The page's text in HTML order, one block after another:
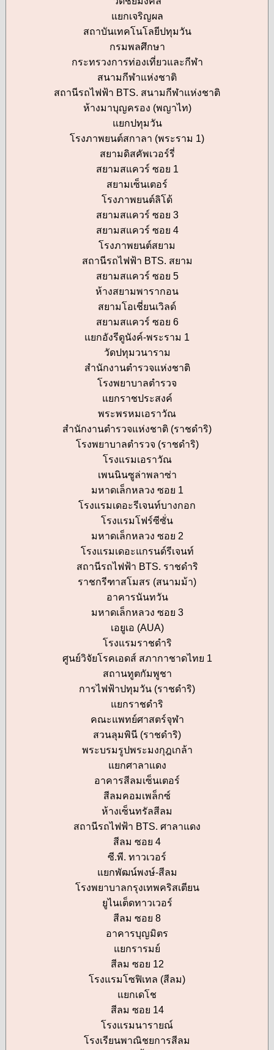
แยกเจริญผล
สถาบันเทคโนโลยีปทุมวัน
กรมพลศึกษา
กระทรวงการท่องเที่ยวและกีฬา
สนามกีฬาแห่งชาติ
สถานีรถไฟฟ้า BTS. สนามกีฬาแห่งชาติ
ห้างมาบุญครอง (พญาไท)
แยกปทุมวัน
โรงภาพยนต์สกาลา (พระราม 1)
สยามดิสคัพเวอร์รี่
สยามสแควร์ ซอย 1
สยามเซ็นเตอร์
โรงภาพยนต์ลิโด้
สยามสแควร์ ซอย 3
สยามสแควร์ ซอย 4
โรงภาพยนต์สยาม
สถานีรถไฟฟ้า BTS. สยาม
สยามสแควร์ ซอย 5
ห้างสยามพารากอน
สยามโอเชี่ยนเวิลด์
สยามสแควร์ ซอย 6
แยกอังรีดูนังค์-พระราม 1
วัดปทุมวนาราม
สำนักงานตำรวจแห่งชาติ
โรงพยาบาลตำรวจ
แยกราชประสงค์
พระพรหมเอราวัณ
สำนักงานตำรวจแห่งชาติ (ราชดำริ)
โรงพยาบาลตำรวจ (ราชดำริ)
โรงแรมเอราวัณ
เพนนินซูล่าพลาซ่า
มหาดเล็กหลวง ซอย 1
โรงแรมเดอะรีเจนท์บางกอก
โรงแรมโฟร์ซีซั่น
มหาดเล็กหลวง ซอย 2
โรงแรมเดอะแกรนด์รีเจนท์
สถานีรถไฟฟ้า BTS. ราชดำริ
ราชกรีฑาสโมสร (สนามม้า)
อาคารนันทวัน
มหาดเล็กหลวง ซอย 3
เอยูเอ (AUA)
โรงแรมราชดำริ
ศูนย์วิจัยโรคเอดส์ สภากาชาดไทย 1
สถานทูตกัมพูชา
การไฟฟ้าปทุมวัน (ราชดำริ)
แยกราชดำริ
คณะแพทย์ศาสตร์จุฬา
สวนลุมพินี (ราชดำริ)
พระบรมรูปพระมงกุฎเกล้า
แยกศาลาแดง
อาคารสีลมเซ็นเตอร์
สีลมคอมเพล็กซ์
ห้างเซ็นทรัลสีลม
สถานีรถไฟฟ้า BTS. ศาลาแดง
สีลม ซอย 4
ซี.พี. ทาวเวอร์
แยกพัฒน์พงษ์-สีลม
โรงพยาบาลกรุงเทพคริสเตียน
ยูไนเต็ดทาวเวอร์
สีลม ซอย 8
อาคารบุญมิตร
แยกรารมย์
สีลม ซอย 12
โรงแรมโซฟิเทล (สีลม)
แยกเดโช
สีลม ซอย 14
โรงแรมนารายณ์
โรงเรียนพาณิชยการสีลม